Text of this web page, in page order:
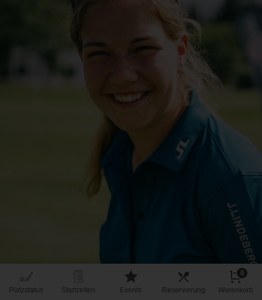
Platzstatus Startzeiten Events Reservierung
0
Warenkorb